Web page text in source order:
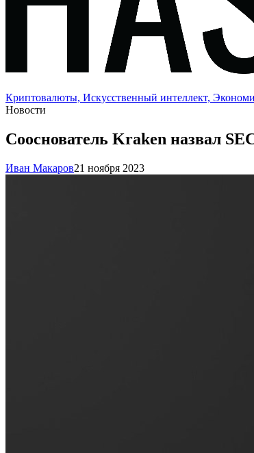
Криптовалюты, Искусственный интеллект,
Новости
Сооснователь Kraken назвал
Иван Макаров21 ноября 2023